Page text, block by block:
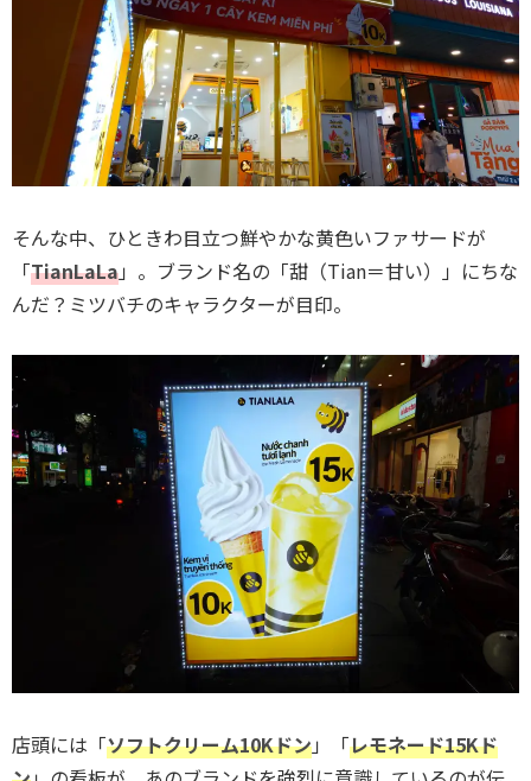
そんな中、ひときわ目立つ鮮やかな黄色いファサードが
「TianLaLa」。ブランド名の「甜（Tian＝甘い）」にちな
んだ？ミツバチのキャラクターが目印。
店頭には「ソフトクリーム10Kドン」「レモネード15Kド